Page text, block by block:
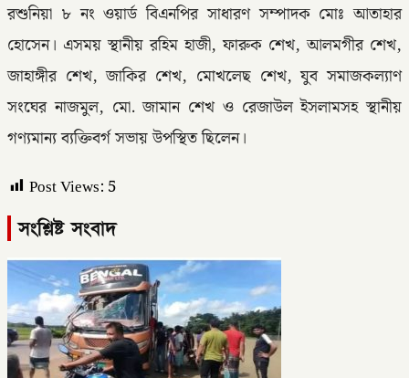
রশুনিয়া ৮ নং ওয়ার্ড বিএনপির সাধারণ সম্পাদক মোঃ আতাহার
হোসেন। এসময় স্থানীয় রহিম হাজী, ফারুক শেখ, আলমগীর শেখ,
জাহাঙ্গীর শেখ, জাকির শেখ, মোখলেছ শেখ, যুব সমাজকল্যাণ
সংঘের নাজমুল, মো. জামান শেখ ও রেজাউল ইসলামসহ স্থানীয়
গণ্যমান্য ব্যক্তিবর্গ সভায় উপস্থিত ছিলেন।
Post Views: 5
সংশ্লিষ্ট সংবাদ